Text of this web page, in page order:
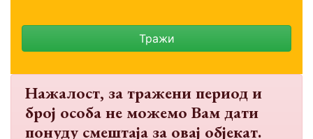
Тражи
Нажалост, за тражени период и
број особа не можемо Вам дати
понуду смештаја за овај објекат.